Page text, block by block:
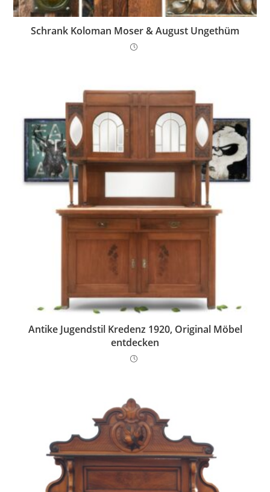
Schrank Koloman Moser & August Ungethüm
Antike Jugendstil Kredenz 1920, Original Möbel
entdecken